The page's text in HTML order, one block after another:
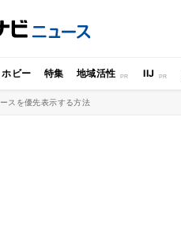
ホビー 特集 地域活性 IIJ
スを優先表示する方法